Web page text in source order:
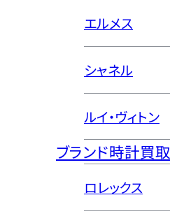
エルメス
シャネル
ルイ・ヴィトン
ブランド時計買取
ロレックス